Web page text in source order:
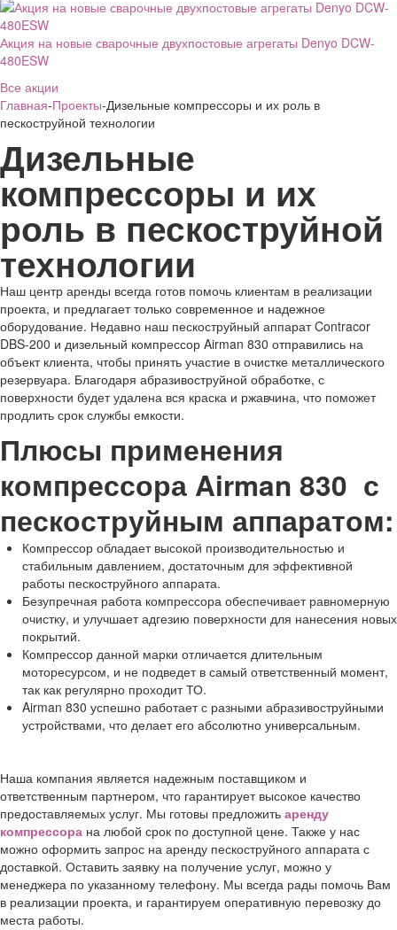
Акция на новые сварочные двухпостовые агрегаты Denyo DCW-
480ESW
Все акции
Главная-Проекты-Дизельные компрессоры и их роль в
пескоструйной технологии
Дизельные
компрессоры и их
роль в пескоструйной
технологии
Наш центр аренды всегда готов помочь клиентам в реализации
проекта, и предлагает только современное и надежное
оборудование. Недавно наш пескоструйный аппарат Contracor
DBS-200 и дизельный компрессор Airman 830 отправились на
объект клиента, чтобы принять участие в очистке металлического
резервуара. Благодаря абразивоструйной обработке, с
поверхности будет удалена вся краска и ржавчина, что поможет
продлить срок службы емкости.
Плюсы применения
компрессора Airman 830 с
пескоструйным аппаратом:
Компрессор обладает высокой производительностью и
стабильным давлением, достаточным для эффективной
работы пескоструйного аппарата.
Безупречная работа компрессора обеспечивает равномерную
очистку, и улучшает адгезию поверхности для нанесения новых
покрытий.
Компрессор данной марки отличается длительным
моторесурсом, и не подведет в самый ответственный момент,
так как регулярно проходит ТО.
Airman 830 успешно работает с разными абразивоструйными
устройствами, что делает его абсолютно универсальным.
Наша компания является надежным поставщиком и
ответственным партнером, что гарантирует высокое качество
предоставляемых услуг. Мы готовы предложить аренду
компрессора на любой срок по доступной цене. Также у нас
можно оформить запрос на аренду пескоструйного аппарата с
доставкой. Оставить заявку на получение услуг, можно у
менеджера по указанному телефону. Мы всегда рады помочь Вам
в реализации проекта, и гарантируем оперативную перевозку до
места работы.